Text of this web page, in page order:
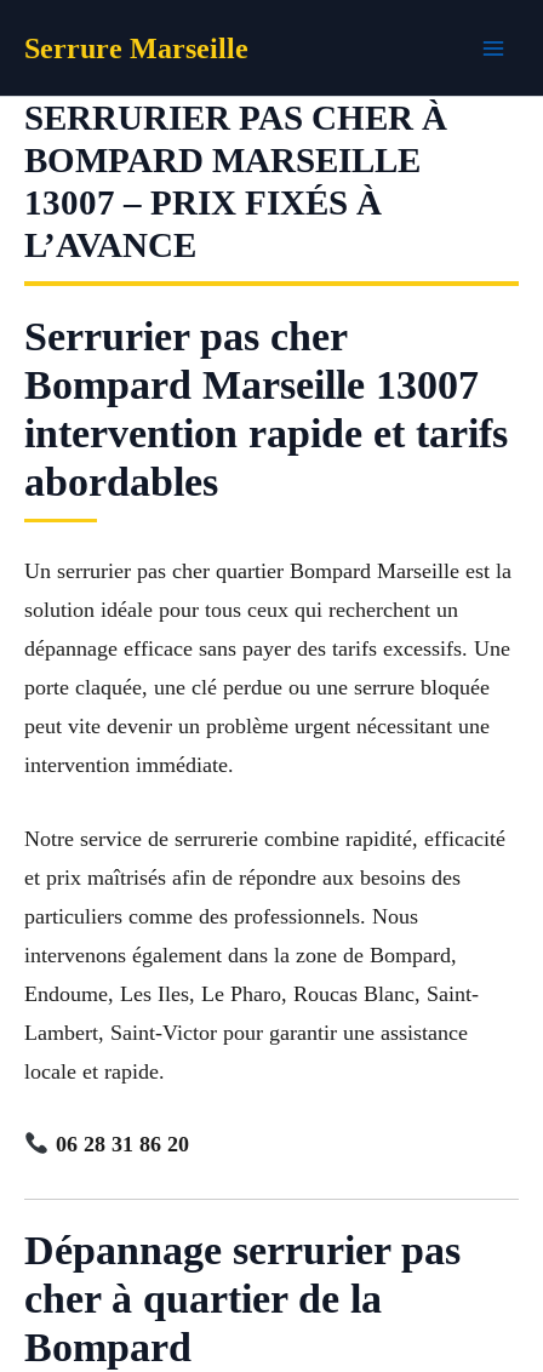
Serrure Marseille
SERRURIER PAS CHER À
BOMPARD MARSEILLE
13007 – PRIX FIXÉS À
L’AVANCE
Serrurier pas cher
Bompard Marseille 13007
intervention rapide et tarifs
abordables
Un serrurier pas cher quartier Bompard Marseille est la
solution idéale pour tous ceux qui recherchent un
dépannage efficace sans payer des tarifs excessifs. Une
porte claquée, une clé perdue ou une serrure bloquée
peut vite devenir un problème urgent nécessitant une
intervention immédiate.
Notre service de serrurerie combine rapidité, efficacité
et prix maîtrisés afin de répondre aux besoins des
particuliers comme des professionnels. Nous
intervenons également dans la zone de Bompard,
Endoume, Les Iles, Le Pharo, Roucas Blanc, Saint-
Lambert, Saint-Victor pour garantir une assistance
locale et rapide.
06 28 31 86 20
Dépannage serrurier pas
cher à quartier de la
Bompard